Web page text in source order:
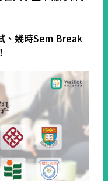
、幾時Sem Break